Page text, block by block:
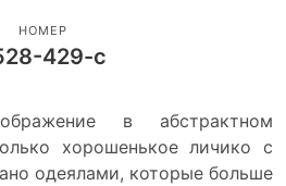
НОМЕР
429-с
в абстрактном
хорошенькое личико с
одеялами, которые больше